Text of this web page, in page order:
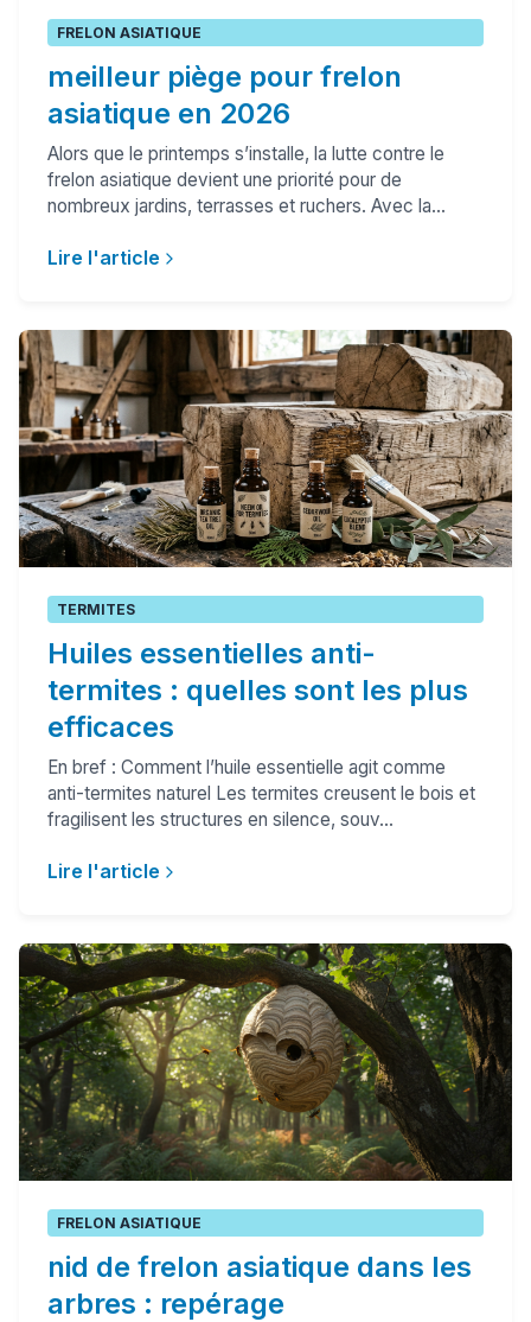
FRELON ASIATIQUE
meilleur piège pour frelon
asiatique en 2026
Alors que le printemps s’installe, la lutte contre le
frelon asiatique devient une priorité pour de
nombreux jardins, terrasses et ruchers. Avec la...
Lire l'article
TERMITES
Huiles essentielles anti-
termites : quelles sont les plus
efficaces
En bref : Comment l’huile essentielle agit comme
anti-termites naturel Les termites creusent le bois et
fragilisent les structures en silence, souv...
Lire l'article
FRELON ASIATIQUE
nid de frelon asiatique dans les
arbres : repérage